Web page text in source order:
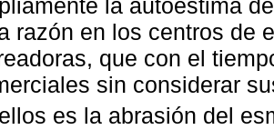
la autoestima
razón en los centros de
que con el
sin considerar
es la abrasión del